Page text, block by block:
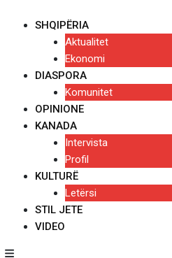
SHQIPËRIA
Aktualitet
Ekonomi
DIASPORA
Komunitet
OPINIONE
KANADA
Intervista
Profil
KULTURË
Letërsi
STIL JETE
VIDEO